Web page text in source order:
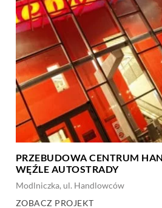
PRZEBUDOWA CENTRUM
WĘŹLE AUTOSTRADY
Modlniczka, ul. Handlowców
ZOBACZ PROJEKT